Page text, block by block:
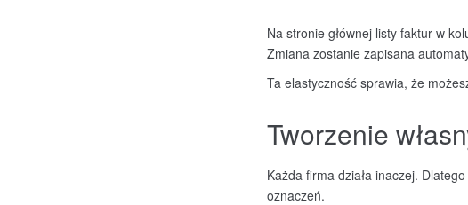
Na stronie głównej listy faktur w
Zmiana zostanie zapisana
Ta elastyczność sprawia, że
Tworzenie
Każda firma działa inaczej.
oznaczeń.